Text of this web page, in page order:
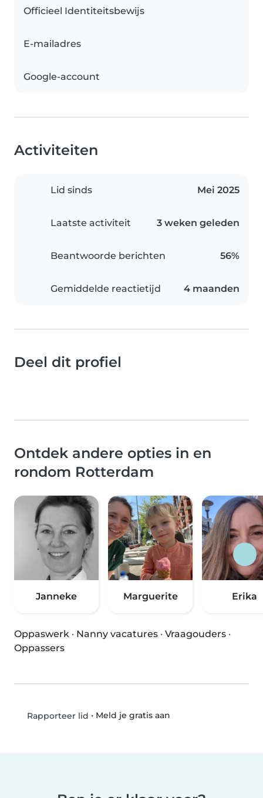
Officieel Identiteitsbewijs
E-mailadres
Google-account
Activiteiten
Lid sinds Mei 2025
Laatste activiteit 3 weken geleden
Beantwoorde berichten 56%
Gemiddelde reactietijd 4 maanden
Deel dit profiel
Ontdek andere opties in en
rondom Rotterdam
Janneke Marguerite Erika
Oppaswerk · Nanny vacatures · Vraagouders ·
Oppassers
Rapporteer lid • Meld je gratis aan